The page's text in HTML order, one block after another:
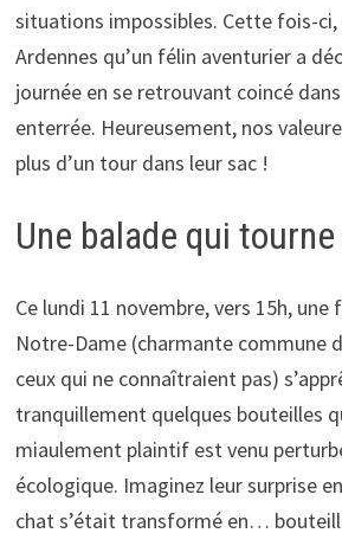
situations impossibles. Cette fois-ci,
Ardennes qu’un félin aventurier a
journée en se retrouvant coincé
enterrée. Heureusement, nos
plus d’un tour dans leur sac !
Une balade qui
Ce lundi 11 novembre, vers 15h,
Notre-Dame (charmante commune
ceux qui ne connaîtraient pas)
tranquillement quelques bouteilles
miaulement plaintif est venu
écologique. Imaginez leur surprise
chat s’était transformé en…